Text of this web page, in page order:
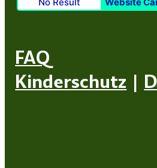
FAQ
Kinderschutz |